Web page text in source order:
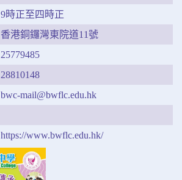
9時正至四時正
香港銅鑼灣東院道11號
25779485
28810148
bwc-mail@bwflc.edu.hk
https://www.bwflc.edu.hk/